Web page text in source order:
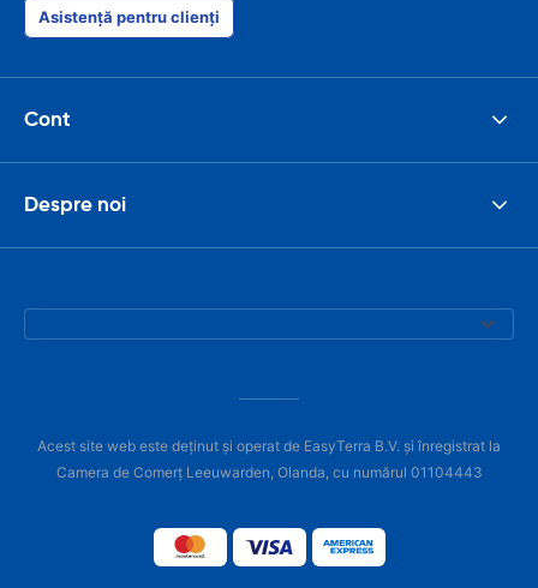
Asistență pentru clienți
Cont
Despre noi
Acest site web este deținut și operat de EasyTerra B.V. și înregistrat la
Camera de Comerț Leeuwarden, Olanda, cu numărul 01104443